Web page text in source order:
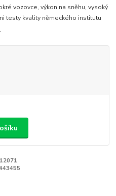
vozovce, výkon na sněhu, vysoký
testy kvality německého institutu